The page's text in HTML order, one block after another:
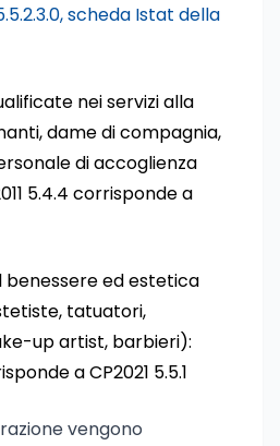
scheda Istat della
nei servizi alla
dame di compagnia,
di accoglienza
5.4.4 corrisponde a
ed estetica
tatuatori,
up artist, barbieri):
a CP2021 5.5.1
vengono